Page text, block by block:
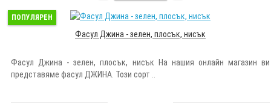
ПОПУЛЯРЕН
Фасул Джина - зелен, плосък, нисък
Фасул Джина - зелен, плосък, нисък На нашия онлайн магазин ви
представяме фасул ДЖИНА. Този сорт ..